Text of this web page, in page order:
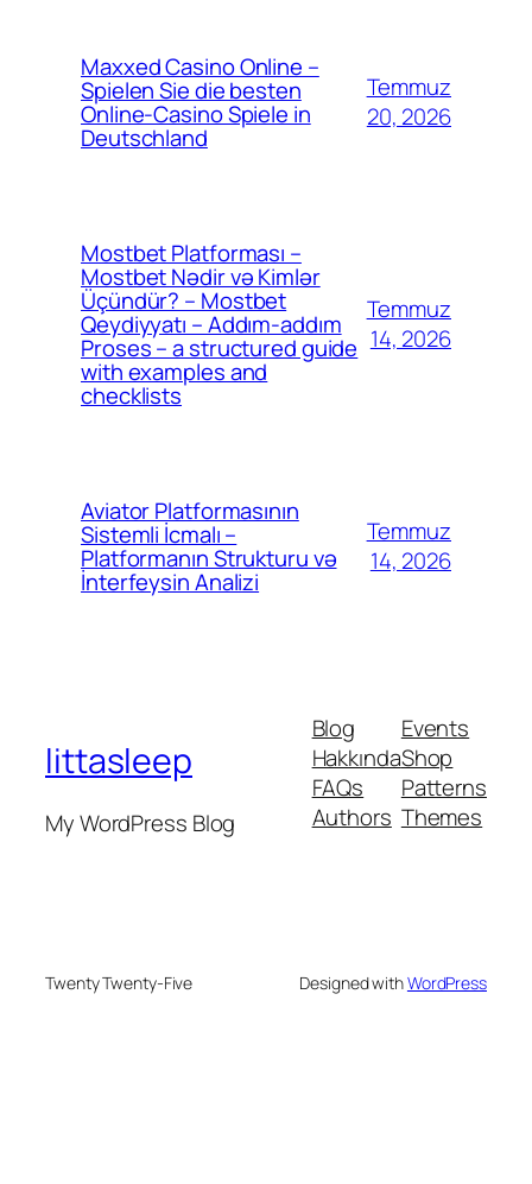
Maxxed Casino Online –
Spielen Sie die besten
Online-Casino Spiele in
Deutschland
Temmuz
20, 2026
Mostbet Platforması –
Mostbet Nədir və Kimlər
Üçündür? – Mostbet
Qeydiyyatı – Addım-addım
Proses – a structured guide
with examples and
checklists
Temmuz
14, 2026
Aviator Platformasının
Sistemli İcmalı –
Platformanın Strukturu və
İnterfeysin Analizi
Temmuz
14, 2026
littasleep
My WordPress Blog
Blog
Hakkında
FAQs
Authors
Events
Shop
Patterns
Themes
Twenty Twenty-Five Designed withWordPress